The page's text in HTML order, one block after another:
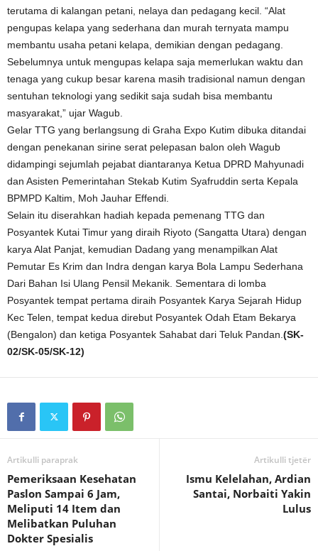
terutama di kalangan petani, nelaya dan pedagang kecil. “Alat
pengupas kelapa yang sederhana dan murah ternyata mampu
membantu usaha petani kelapa, demikian dengan pedagang.
Sebelumnya untuk mengupas kelapa saja memerlukan waktu dan
tenaga yang cukup besar karena masih tradisional namun dengan
sentuhan teknologi yang sedikit saja sudah bisa membantu
masyarakat,” ujar Wagub.
Gelar TTG yang berlangsung di Graha Expo Kutim dibuka ditandai
dengan penekanan sirine serat pelepasan balon oleh Wagub
didampingi sejumlah pejabat diantaranya Ketua DPRD Mahyunadi
dan Asisten Pemerintahan Stekab Kutim Syafruddin serta Kepala
BPMPD Kaltim, Moh Jauhar Effendi.
Selain itu diserahkan hadiah kepada pemenang TTG dan
Posyantek Kutai Timur yang diraih Riyoto (Sangatta Utara) dengan
karya Alat Panjat, kemudian Dadang yang menampilkan Alat
Pemutar Es Krim dan Indra dengan karya Bola Lampu Sederhana
Dari Bahan Isi Ulang Pensil Mekanik. Sementara di lomba
Posyantek tempat pertama diraih Posyantek Karya Sejarah Hidup
Kec Telen, tempat kedua direbut Posyantek Odah Etam Bekarya
(Bengalon) dan ketiga Posyantek Sahabat dari Teluk Pandan. (SK-
02/SK-05/SK-12)
Artikulli paraprak
Pemeriksaan Kesehatan
Paslon Sampai 6 Jam,
Meliputi 14 Item dan
Melibatkan Puluhan
Dokter Spesialis
Artikulli tjetër
Ismu Kelelahan, Ardian
Santai, Norbaiti Yakin
Lulus